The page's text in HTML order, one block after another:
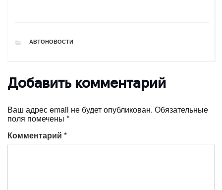
РУБРИКИ
АВТОНОВОСТИ
Добавить комментарий
Ваш адрес email не будет опубликован. Обязательные
поля помечены *
Комментарий *